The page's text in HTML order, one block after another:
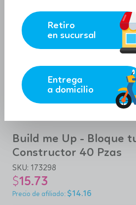
Retiro
en sucursal
Entrega
a domicilio
Build me Up - Bloque
Constructor 40 Pzas
SKU: 173298
$15.73
$14.16